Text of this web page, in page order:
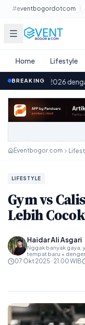
Lewati ke konten
#eventbogordotcom
Home Lifestyle
BREAKING
dengan Sensor Besar
Eventbogor.com
LIFESTYLE
Gym vs
Lebih
Haidar Ali Asgari
Nggak banyak gaya,
tempat baru +
07 Okt 2025 · 21.00 WIB